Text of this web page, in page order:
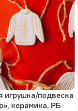
игрушка/подвеска
керамика, РБ